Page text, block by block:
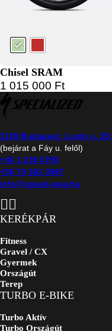
Chisel SRAM
1 015 000 Ft
1139 Budapest, Lomb u. 29.
(bejárat a Fáy u. felől)
+36 1 239 0790
+36 70 381 3987
info@speed-way.hu
KERÉKPÁR
Fitness
Gravel / CX
Gyermek
Országút
Terep
TURBO E-BIKE
Turbo Aktív
Turbo Országút